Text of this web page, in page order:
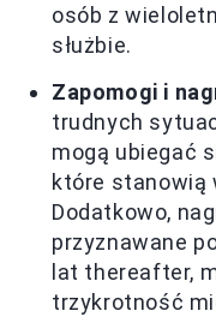
osób z
służbie.
Zapomogi i
trudnych
mogą ubiegać
które stanowią
Dodatkowo,
przyznawane
lat thereafter,
trzykrotność